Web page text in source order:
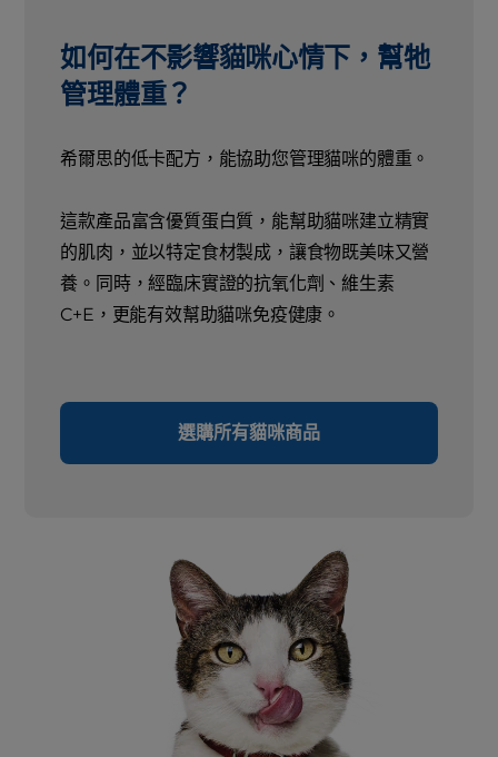
如何在不影響貓咪心情下，幫牠
管理體重？
希爾思的低卡配方，能協助您管理貓咪的體重。
這款產品富含優質蛋白質，能幫助貓咪建立精實
的肌肉，並以特定食材製成，讓食物既美味又營
養。同時，經臨床實證的抗氧化劑、維生素
C+E，更能有效幫助貓咪免疫健康。
選購所有貓咪商品